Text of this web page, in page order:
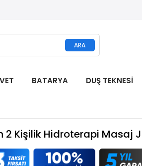
BATARYA DUŞ TEKNESİ
2 Kişilik Hidroterapi Masaj